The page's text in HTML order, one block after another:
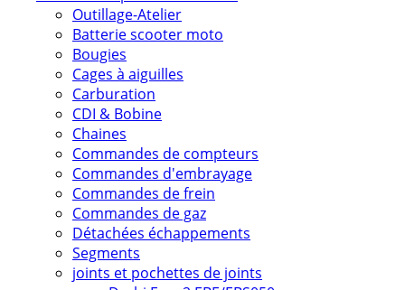
Outillage-Atelier
Batterie scooter moto
Bougies
Cages à aiguilles
Carburation
CDI & Bobine
Chaines
Commandes de compteurs
Commandes d'embrayage
Commandes de frein
Commandes de gaz
Détachées échappements
Segments
joints et pochettes de joints